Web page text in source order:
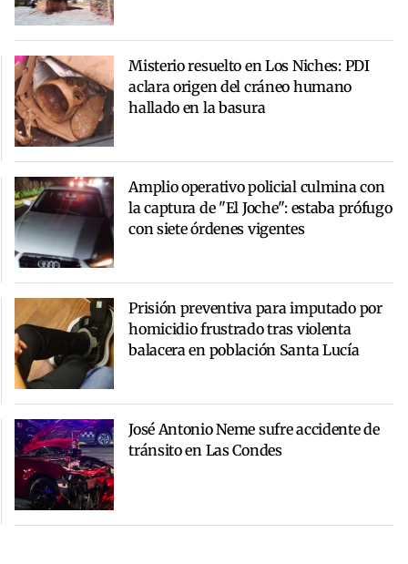
Misterio resuelto en Los Niches: PDI
aclara origen del cráneo humano
hallado en la basura
Amplio operativo policial culmina con
la captura de "El Joche": estaba prófugo
con siete órdenes vigentes
Prisión preventiva para imputado por
homicidio frustrado tras violenta
balacera en población Santa Lucía
José Antonio Neme sufre accidente de
tránsito en Las Condes